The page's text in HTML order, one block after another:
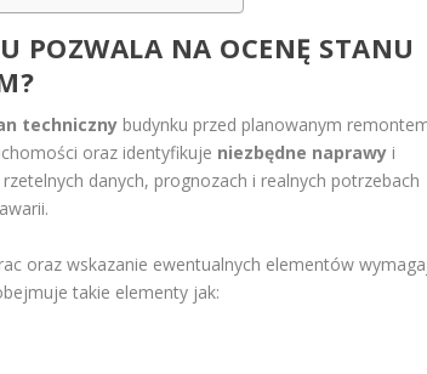
POZWALA NA OCENĘ STANU
techniczny budynku przed planowanym
oraz identyfikuje niezbędne naprawy i
danych, prognozach i realnych potrzebach
oraz wskazanie ewentualnych elementów
takie elementy jak: